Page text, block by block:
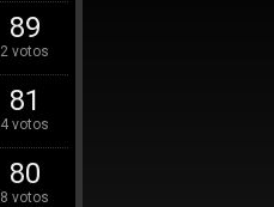
89
2 votos
81
4 votos
80
8 votos